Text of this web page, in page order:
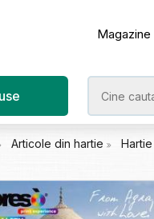
Magazine
Articole din hartie